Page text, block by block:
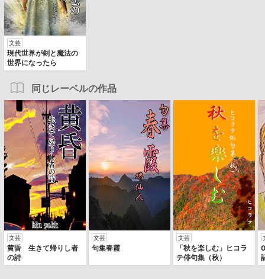
文芸
現代世界が剣と魔法の
世界になったら
同じレーベルの作品
文芸
黄昏 生きて帰りし者
の詩
文芸
句集春霞
文芸
「秋を楽しむ」ヒコラ
テ俳句集（秋）